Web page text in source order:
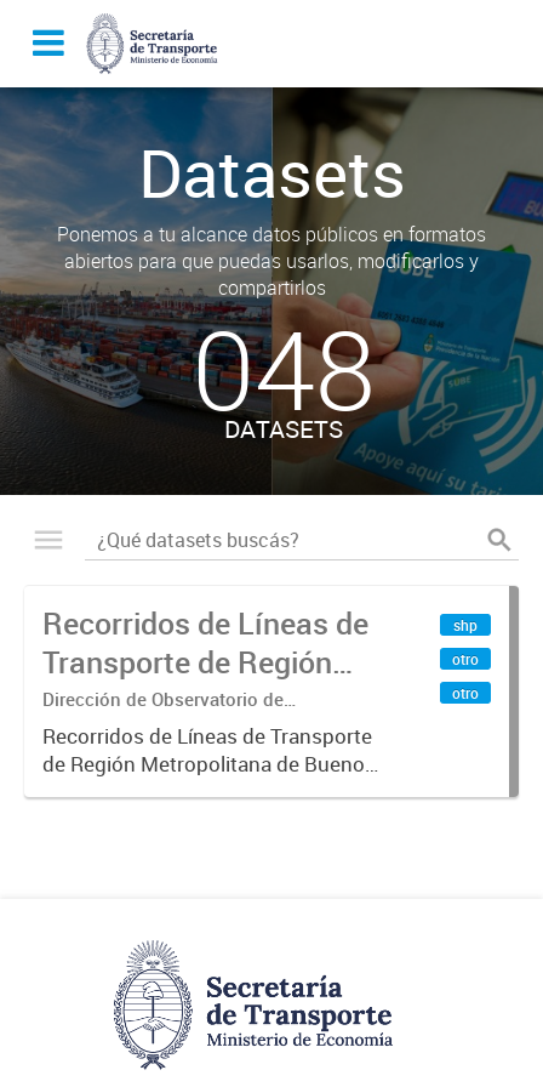
Datasets
Ponemos a tu alcance datos públicos en formatos
abiertos para que puedas usarlos, modificarlos y
compartirlos
048
DATASETS
Recorridos de Líneas de
Transporte de Región
Metropolitana de
Buenos Aires (RMBA)
Dirección de Observatorio de
Transporte, Estudio y Sistemas
Recorridos de Líneas de Transporte
de Región Metropolitana de Buenos
Aires (RMBA).-
shp
otro
otro